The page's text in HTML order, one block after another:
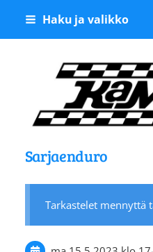
Siirry
Haku ja valikko
Sarjaenduro
Tarkastelet mennyttä